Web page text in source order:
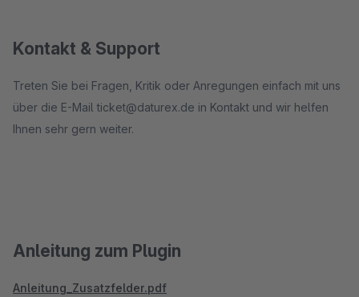
Kontakt & Support
Treten Sie bei Fragen, Kritik oder Anregungen einfach mit uns
über die E-Mail ticket@daturex.de in Kontakt und wir helfen
Ihnen sehr gern weiter.
Anleitung zum Plugin
Anleitung_Zusatzfelder.pdf